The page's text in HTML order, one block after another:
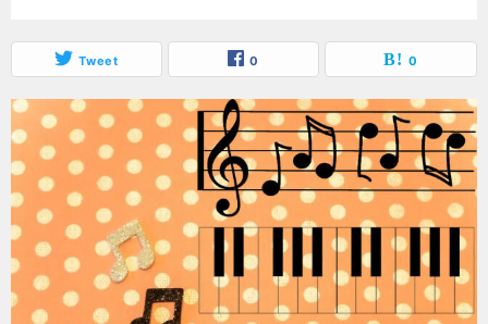
Tweet 0 0